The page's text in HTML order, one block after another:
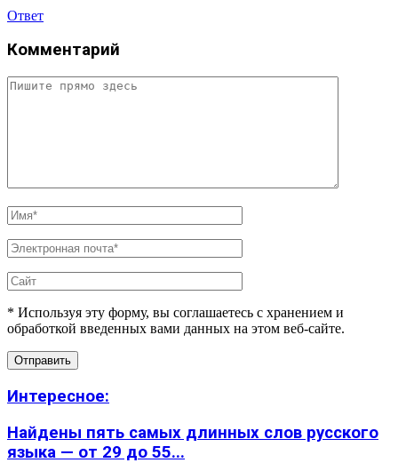
Ответ
Комментарий
* Используя эту форму, вы соглашаетесь с хранением и
обработкой введенных вами данных на этом веб-сайте.
Интересное:
Найдены пять самых длинных слов русского
языка — от 29 до 55...